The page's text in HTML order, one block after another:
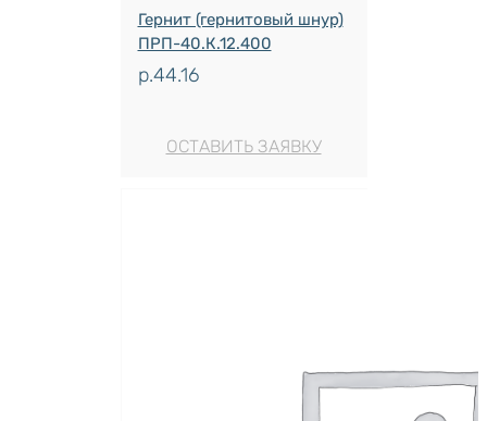
Гернит (гернитовый шнур)
ПРП-40.К.12.400
р.44.16
ОСТАВИТЬ ЗАЯВКУ